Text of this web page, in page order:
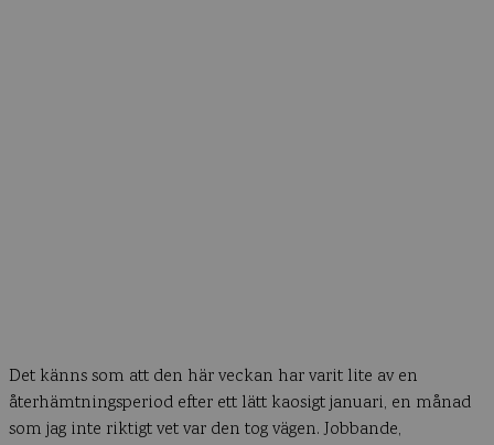
Det känns som att den här veckan har varit lite av en
återhämtningsperiod efter ett lätt kaosigt januari, en månad
som jag inte riktigt vet var den tog vägen. Jobbande,